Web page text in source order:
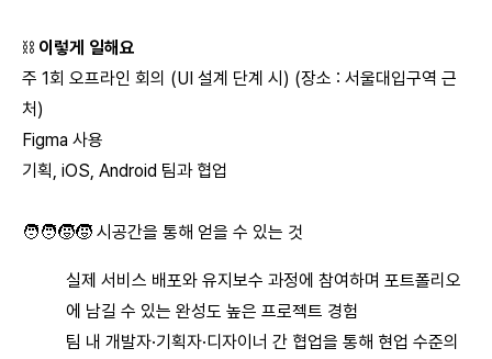
⛓️ 이렇게 일해요
주 1회 오프라인 회의 (UI 설계 단계 시) (장소 : 서울대입구역 근
처)
Figma 사용
기획, iOS, Android 팀과 협업
🧑‍🧑‍🧒‍🧒 시공간을 통해 얻을 수 있는 것
실제 서비스 배포와 유지보수 과정에 참여하며 포트폴리오
에 남길 수 있는 완성도 높은 프로젝트 경험
팀 내 개발자·기획자·디자이너 간 협업을 통해 현업 수준의